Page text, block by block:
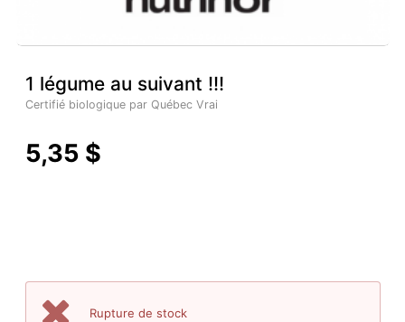
1 légume au suivant !!!
Certifié biologique par Québec Vrai
5,35 $
Rupture de stock